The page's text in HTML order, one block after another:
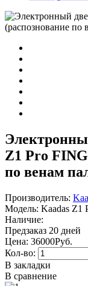
Z1 Pro
по венам
Производитель:
Модель: Kaadas Z1
Наличие:
Предзаказ 20 дней
Цена: 36000Руб.
Кол-во:
В закладки
В сравнение